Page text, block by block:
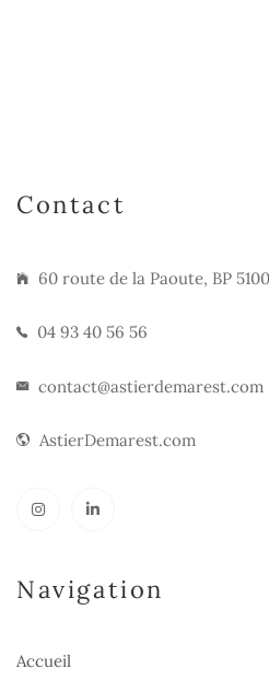
Contact
60 route de la Paoute, BP
04 93 40 56 56
contact@astierdemarest.com
AstierDemarest.com
Navigation
Accueil